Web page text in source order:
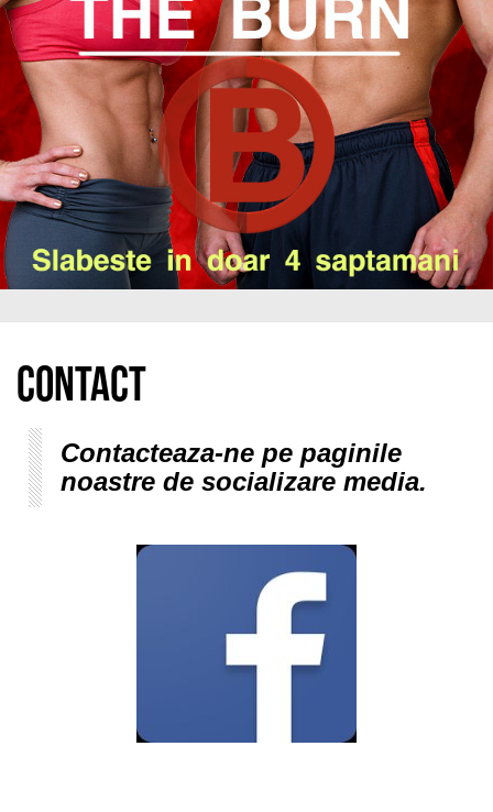
Contact
Contacteaza-ne pe paginile
noastre de socializare media.